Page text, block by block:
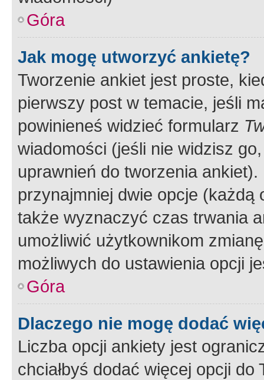
Góra
Jak mogę utworzyć ankietę?
Tworzenie ankiet jest proste,
pierwszy post w temacie, jeśli
powinieneś widzieć formularz
wiadomości (jeśli nie widzisz
uprawnień do tworzenia
przynajmniej dwie opcje
także wyznaczyć czas trwania
umożliwić użytkownikom
możliwych do ustawienia opcji
Góra
Dlaczego nie mogę dodać
Liczba opcji ankiety jest
chciałbyś dodać więcej opcji